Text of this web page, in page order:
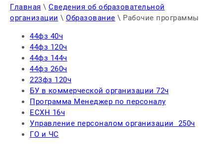
Главная \ Сведения об образовательной
организации \ Образование \ Рабочие программы
44фз 40ч
44фз 120ч
44фз 144ч
44фз 260ч
223фз 120ч
БУ в коммерческой организации 72ч
Программа Менеджер по персоналу
ЕСХН 16ч
Управление персоналом организации 250ч
ГО и ЧС